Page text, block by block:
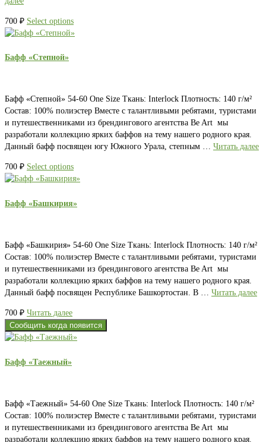
700 ₽ Select options
Бафф «Степной»
Бафф «Степной» 54-60 One Size Ткань: Interlock Плотность: 140 г/м²
Состав: 100% полиэстер Вместе с талантливыми ребятами, туристами
и путешественниками из брендингового агентства Be Art мы
разработали коллекцию ярких баффов на тему нашего родного края.
Данный бафф посвящен югу Южного Урала, степным … Читать далее
700 ₽ Select options
Бафф «Башкирия»
Бафф «Башкирия» 54-60 One Size Ткань: Interlock Плотность: 140 г/м²
Состав: 100% полиэстер Вместе с талантливыми ребятами, туристами
и путешественниками из брендингового агентства Be Art мы
разработали коллекцию ярких баффов на тему нашего родного края.
Данный бафф посвящен Республике Башкортостан. В … Читать далее
700 ₽ Читать далее
Сообщить когда появится
Бафф «Таежный»
Бафф «Таежный» 54-60 One Size Ткань: Interlock Плотность: 140 г/м²
Состав: 100% полиэстер Вместе с талантливыми ребятами, туристами
и путешественниками из брендингового агентства Be Art мы
разработали коллекцию ярких баффов на тему нашего родного края.